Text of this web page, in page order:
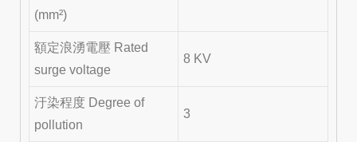
(mm²)
額定浪湧電壓 Rated
surge voltage
8 KV
汙染程度 Degree of
pollution
3